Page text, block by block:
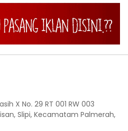
X No. 29 RT 001 RW 003
Slipi, Kecamatam Palmerah,